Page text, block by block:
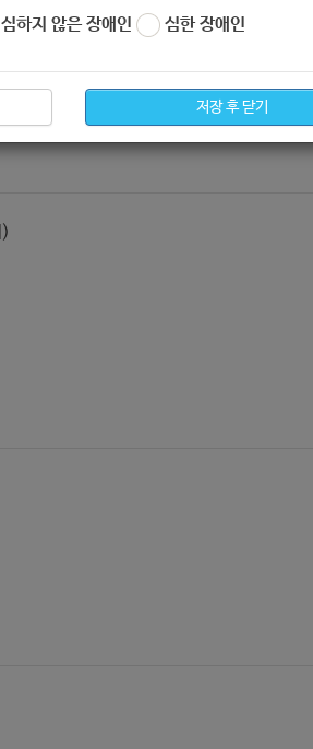
하지 않은 장애인 심한 장애인
저장 후 닫기